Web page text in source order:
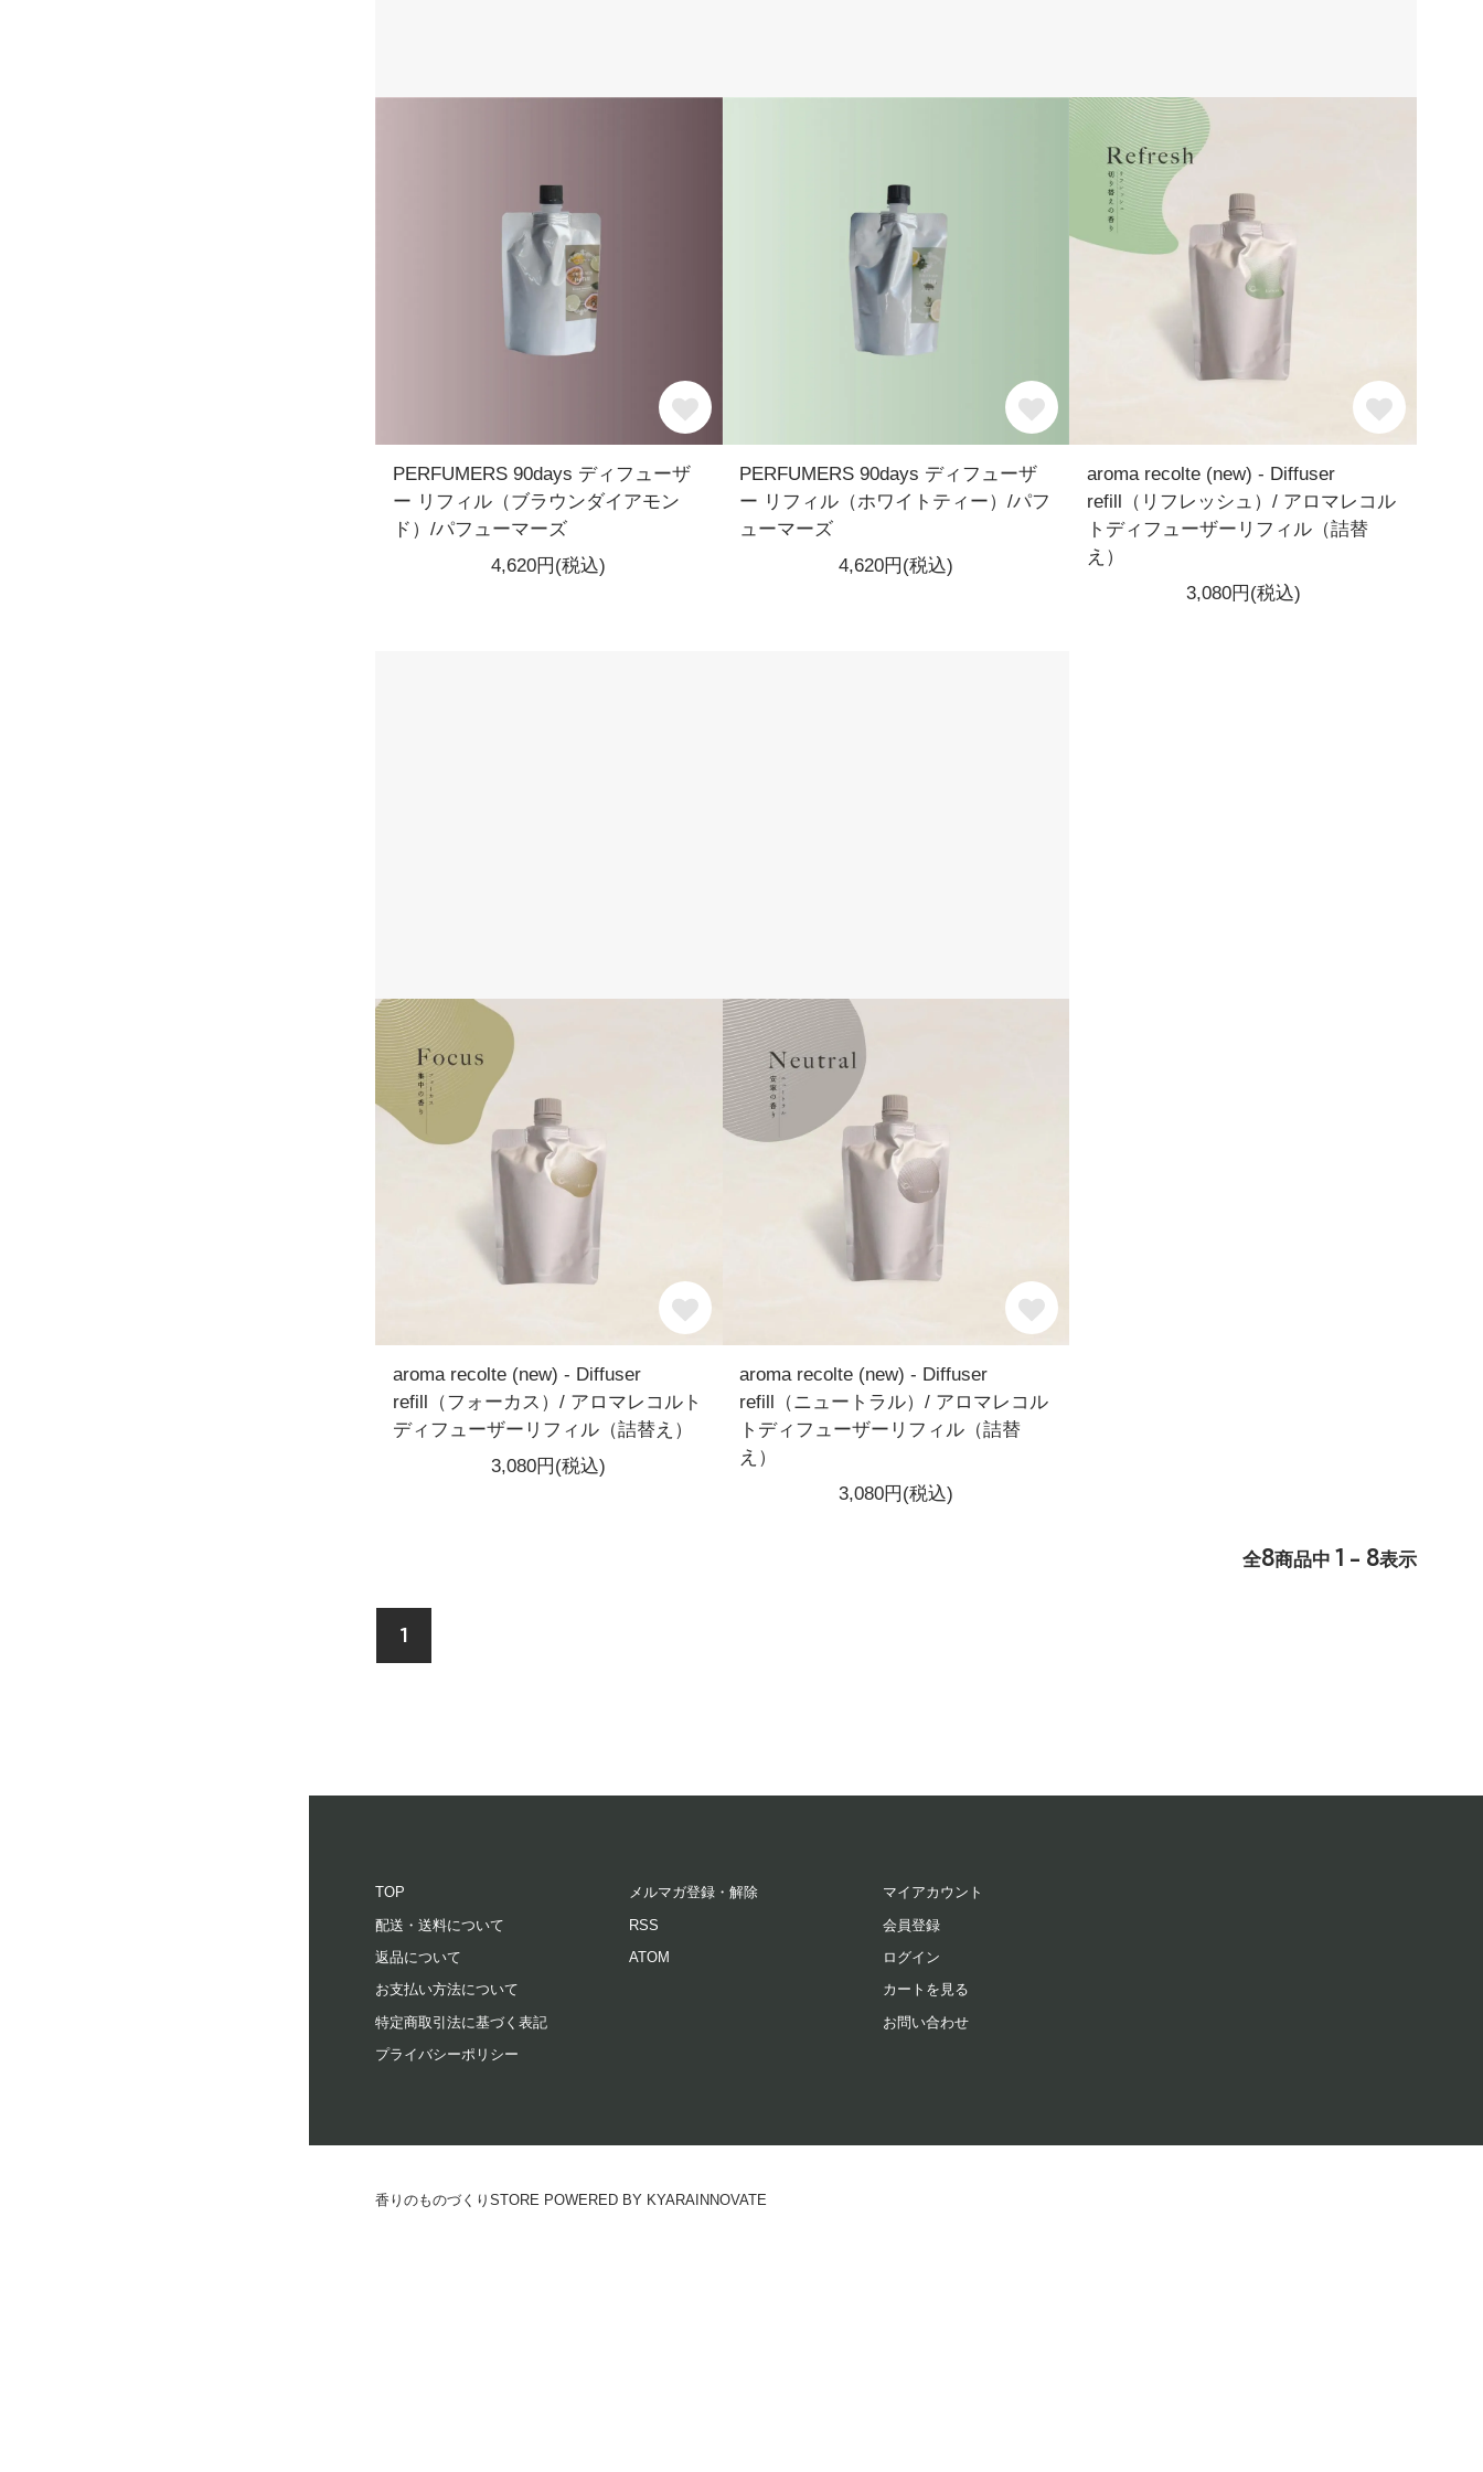
PERFUMERS 90days ディフューザ
ー リフィル（ブラウンダイアモン
ド）/パフューマーズ
4,620円(税込)
PERFUMERS 90days ディフューザ
ー リフィル（ホワイトティー）/パフ
ューマーズ
4,620円(税込)
aroma recolte (new) - Diffuser
refill（リフレッシュ）/ アロマレコル
トディフューザーリフィル（詰替
え）
3,080円(税込)
aroma recolte (new) - Diffuser
refill（フォーカス）/ アロマレコルト
ディフューザーリフィル（詰替え）
3,080円(税込)
aroma recolte (new) - Diffuser
refill（ニュートラル）/ アロマレコル
トディフューザーリフィル（詰替
え）
3,080円(税込)
全8商品中 1 - 8表示
1
TOP
配送・送料について
返品について
お支払い方法について
特定商取引法に基づく表記
プライバシーポリシー
メルマガ登録・解除
RSS
ATOM
マイアカウント
会員登録
ログイン
カートを見る
お問い合わせ
香りのものづくりSTORE POWERED BY KYARAINNOVATE